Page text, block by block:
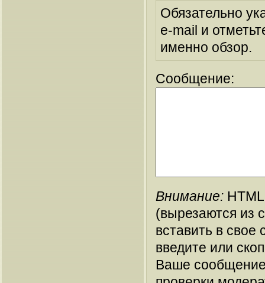
Обязательно
e-mail и
именно обзор.
Сообщение:
Внимание:
(вырезаются из
вставить в
введите или
Ваше